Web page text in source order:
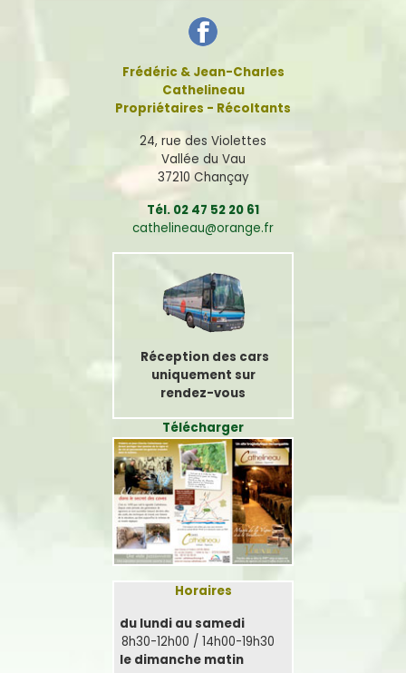
Frédéric & Jean-Charles
Cathelineau
Propriétaires - Récoltants
24, rue des Violettes
Vallée du Vau
37210 Chançay
Tél. 02 47 52 20 61
cathelineau@orange.fr
Réception des cars
uniquement sur
rendez-vous
Télécharger
Horaires
du lundi au samedi
8h30-12h00 / 14h00-19h30
le dimanche matin